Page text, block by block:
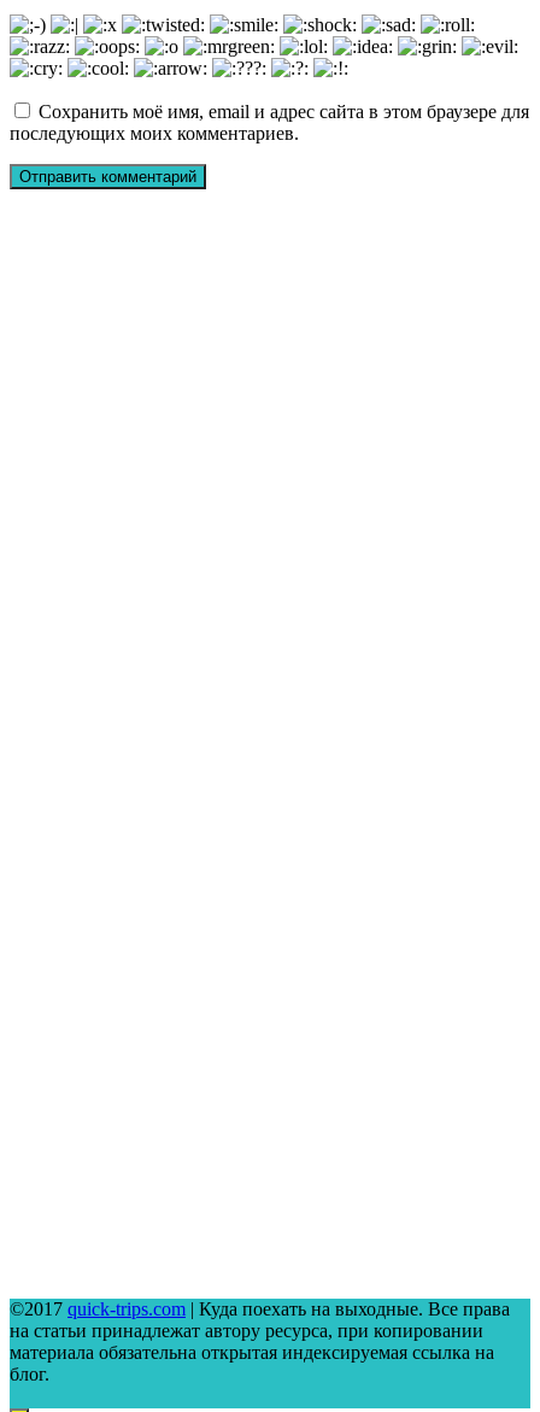
Сохранить моё имя, email и адрес сайта в этом браузере для
последующих моих комментариев.
©2017 quick-trips.com | Куда поехать на выходные. Все права
на статьи принадлежат автору ресурса, при копировании
материала обязательна открытая индексируемая ссылка на
блог.